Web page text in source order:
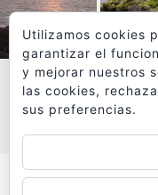
VER MÁS
Utilizamos cookies
garantizar el
y mejorar nuestros
las cookies,
sus preferencias.